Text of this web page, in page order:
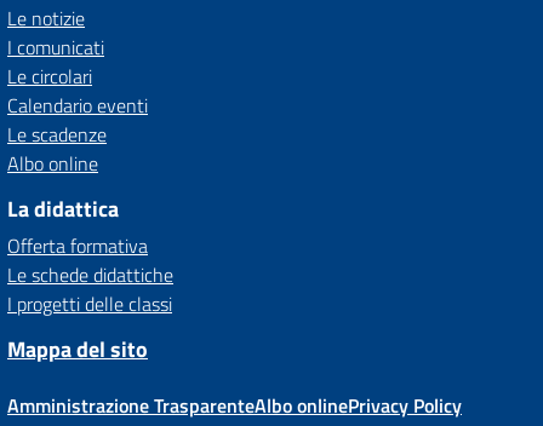
Le notizie
I comunicati
Le circolari
Calendario eventi
Le scadenze
Albo online
La didattica
Offerta formativa
Le schede didattiche
I progetti delle classi
Mappa del sito
Amministrazione TrasparenteAlbo onlinePrivacy Policy